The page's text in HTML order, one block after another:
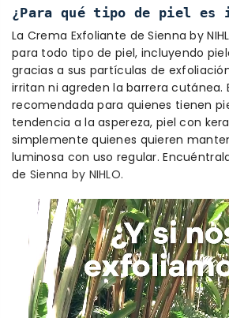
¿Para qué tipo de piel es
La Crema Exfoliante de Sienna by
para todo tipo de piel, incluyendo
gracias a sus partículas de
irritan ni agreden la barrera cutánea.
recomendada para quienes tienen
tendencia a la aspereza, piel con
simplemente quienes quieren
luminosa con uso regular.
de Sienna by NIHLO.